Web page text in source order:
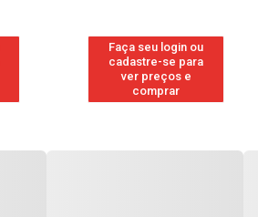
Faça seu login ou
cadastre-se para
ver preços e
comprar